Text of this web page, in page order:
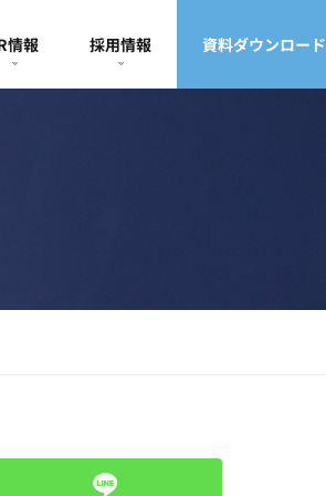
情報 採用情報 資料ダウンロード